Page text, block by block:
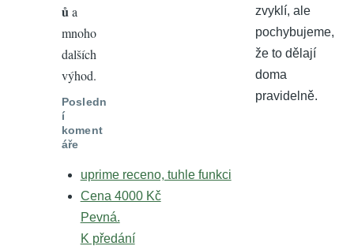
zvyklí, ale
pochybujeme,
že to dělají
doma
pravidelně.
ů a
mnoho
dalších
výhod.
Posledn
í
koment
áře
uprime receno, tuhle funkci
Cena 4000 Kč
Pevná.
K předání